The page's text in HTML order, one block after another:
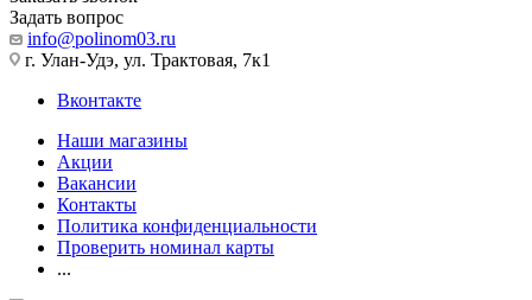
Задать вопрос
info@polinom03.ru
г. Улан-Удэ, ул. Трактовая, 7к1
Вконтакте
Наши магазины
Акции
Вакансии
Контакты
Политика конфиденциальности
Проверить номинал карты
...